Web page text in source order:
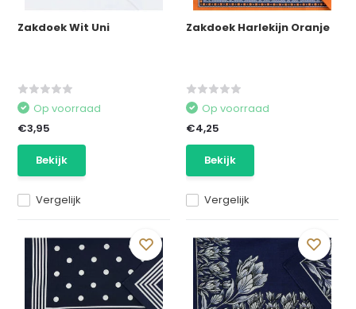
Zakdoek Wit Uni
Vergelijk
Op voorraad
€3,95
Bekijk
Zakdoek Harlekijn Oranje
Vergelijk
Op voorraad
€4,25
Bekijk